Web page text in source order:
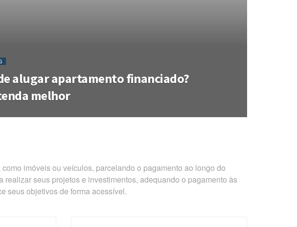
alugar apartamento financiado?
melhor
imóveis ou veículos, parcelando o pagamento ao longo do
seus projetos e investimentos, adequando o pagamento às
seus objetivos de forma acessível.